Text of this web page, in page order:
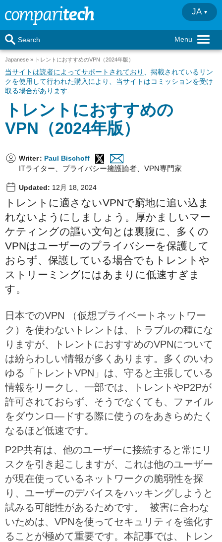
Menu
Search
JA
Japanese トレントにおすすめのVPN（2024年版）
当サイトは読者によってサポートされており
、掲載されているリン
クを使用して行われた購入により、当サイトはコミッションを受け
取る場合があります.
トレントにおすすめの
VPN（2024年版）
Writer: Paul Bischoff
ITライター、プライバシー擁護論者、VPN専門家
Updated: 12月 18, 2024
トレントに適さないVPNで窮地に追い込ま
れないようにしましょう。厚かましいマー
ケティングの謳い文句とは裏腹に、多くの
VPNはユーザーのプライバシーを保護して
おらず、保護している場合でもトレントや
ストリーミングにはあまりに低速すぎま
す。
日本でのVPN （仮想プライベートネットワー
ク）を使わないトレントは、トラブルの種にな
りますが、トレントにおすすめのVPNについて
は紛らわしい情報が多くあります。多くのいわ
ゆる「トレントVPN」は、守ると主張している
情報をリークし、一部では、トレントやP2Pが
許可されておらず、そうでなくても、ファイル
をダウンロ―ドする際に使うのをあきらめたく
なるほど低速です。
P2P共有は、他のユーザーに接続すると常にリ
スクを引き起こしますが、これは他のユーザー
が現在使っているネットワークの脆弱性を探
り、ユーザーのデバイスをハッキングしようと
試みる可能性があるためです。 被害に合わな
いためは、VPNを使ってセキュリティを強化す
ることが極めて重要です。本記事では、トレン